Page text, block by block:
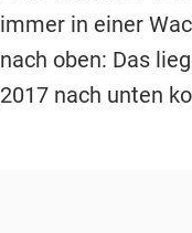
immer in einer
nach oben: Das
2017 nach unten